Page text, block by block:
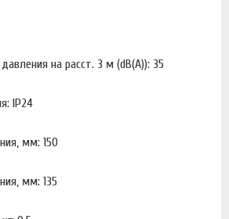
на расст. 3 м (dB(A)): 35
IP24
мм: 150
мм: 135